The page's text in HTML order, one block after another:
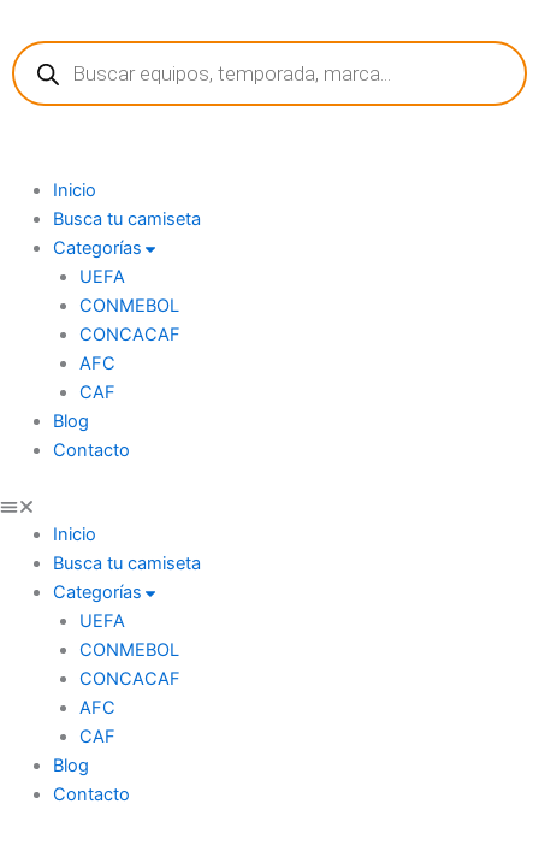
contenido
Búsqueda
de
productos
Inicio
Busca tu camiseta
Categorías
UEFA
CONMEBOL
CONCACAF
AFC
CAF
Blog
Contacto
Inicio
Busca tu camiseta
Categorías
UEFA
CONMEBOL
CONCACAF
AFC
CAF
Blog
Contacto